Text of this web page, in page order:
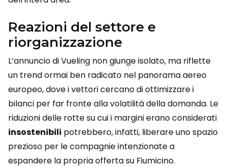
Reazioni del settore e
riorganizzazione
L’annuncio di Vueling non giunge isolato, ma riflette
un trend ormai ben radicato nel panorama aereo
europeo, dove i vettori cercano di ottimizzare i
bilanci per far fronte alla volatilità della domanda. Le
riduzioni delle rotte su cui i margini erano considerati
insostenibili potrebbero, infatti, liberare uno spazio
prezioso per le compagnie intenzionate a
espandere la propria offerta su Fiumicino.